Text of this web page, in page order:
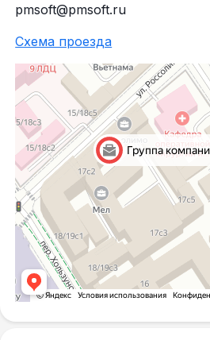
pmsoft@pmsoft.ru
Схема проезда